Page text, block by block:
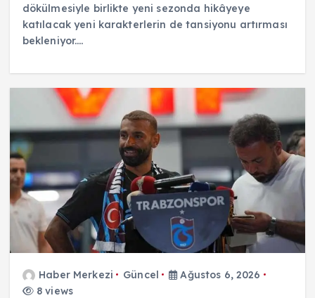
dökülmesiyle birlikte yeni sezonda hikâyeye
katılacak yeni karakterlerin de tansiyonu artırması
bekleniyor.…
Haber Merkezi Güncel
Ağustos 6, 2026
8 views